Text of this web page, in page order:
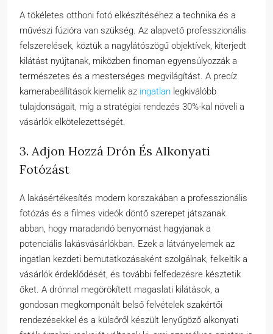
A tökéletes otthoni fotó elkészítéséhez a technika és a
művészi fúzióra van szükség. Az alapvető professzionális
felszerelések, köztük a nagylátószögű objektívek, kiterjedt
kilátást nyújtanak, miközben finoman egyensúlyozzák a
természetes és a mesterséges megvilágítást. A precíz
kamerabeállítások kiemelik az ingatlan legkiválóbb
tulajdonságait, míg a stratégiai rendezés 30%-kal növeli a
vásárlók elkötelezettségét.
3. Adjon Hozzá Drón És Alkonyati
Fotózást
A lakásértékesítés modern korszakában a professzionális
fotózás és a filmes videók döntő szerepet játszanak
abban, hogy maradandó benyomást hagyjanak a
potenciális lakásvásárlókban. Ezek a látványelemek az
ingatlan kezdeti bemutatkozásaként szolgálnak, felkeltik a
vásárlók érdeklődését, és további felfedezésre késztetik
őket. A drónnal megörökített magaslati kilátások, a
gondosan megkomponált belső felvételek szakértői
rendezésekkel és a külsőről készült lenyűgöző alkonyati